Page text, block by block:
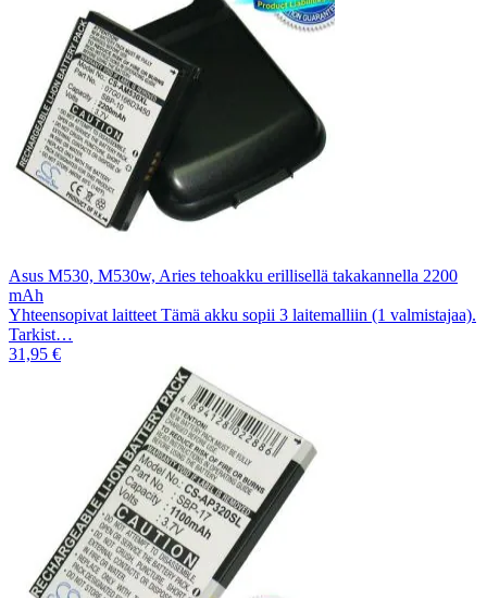
Asus M530, M530w, Aries tehoakku erillisellä takakannella 2200
mAh
Yhteensopivat laitteet Tämä akku sopii 3 laitemalliin (1 valmistajaa).
Tarkist…
31,95 €